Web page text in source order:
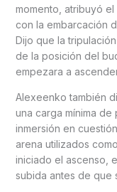
momento, atribuyó
con la embarcación
Dijo que la
de la posición del
empezara a
Alexeenko también
una carga mínima
inmersión en
arena utilizados
iniciado el ascenso,
subida antes de que